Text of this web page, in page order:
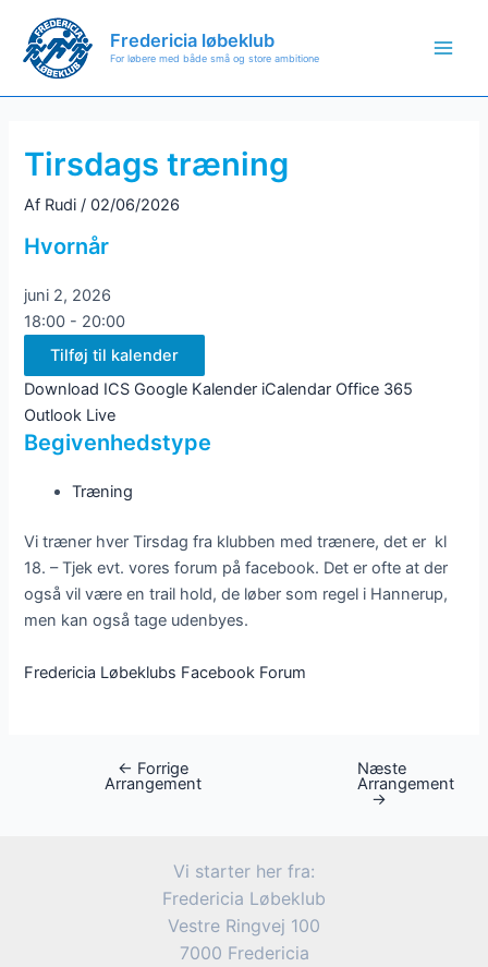
indholdet
Fredericia løbeklub
For løbere med både små og store ambitione
Tirsdags træning
Af Rudi/02/06/2026
Hvornår
juni 2, 2026
18:00 - 20:00
Tilføj til kalender
Download ICS Google Kalender iCalendar Office 365
Outlook Live
Begivenhedstype
Træning
Vi træner hver Tirsdag fra klubben med trænere, det er kl
18. – Tjek evt. vores forum på facebook. Det er ofte at der
også vil være en trail hold, de løber som regel i Hannerup,
men kan også tage udenbyes.
Fredericia Løbeklubs Facebook Forum
navigation
← Forrige
Arrangement
Næste
Arrangement
→
Vi starter her fra:
Fredericia Løbeklub
Vestre Ringvej 100
7000 Fredericia